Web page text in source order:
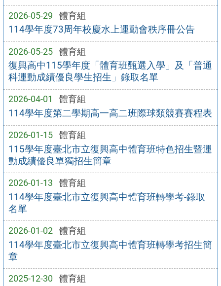
2026-05-29 體育組
114學年度73周年校慶水上運動會秩序冊公告
2026-05-25 體育組
復興高中115學年度「體育班甄選入學」及「普通
科運動成績優良學生招生」錄取名單
2026-04-01 體育組
114學年度第二學期高一高二班際球類競賽賽程表
2026-01-15 體育組
115學年度臺北市立復興高中體育班特色招生暨運
動成績優良單獨招生簡章
2026-01-13 體育組
114學年度臺北市立復興高中體育班轉學考-錄取
名單
2026-01-02 體育組
114學年度臺北市立復興高中體育班轉學考招生簡
章
2025-12-30 體育組